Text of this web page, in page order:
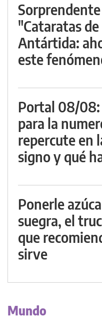
"Cataratas
Antártida:
este
Portal 08/08:
para la
repercute en
signo y qué
Ponerle
suegra, el
que
sirve
Mundo